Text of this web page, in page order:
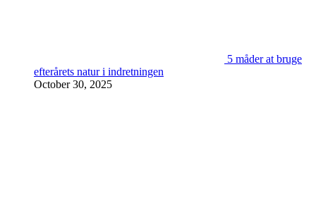
5 måder at bruge
efterårets natur i indretningen
October 30, 2025